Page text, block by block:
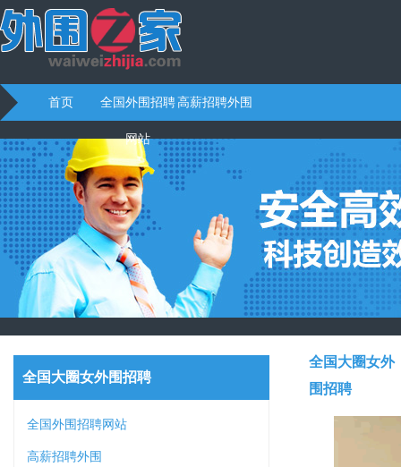
首页 全国外围招聘
网站
高薪招聘外围
全国大圈女外围招聘
全国外围招聘网站
高薪招聘外围
全国大圈女外
围招聘